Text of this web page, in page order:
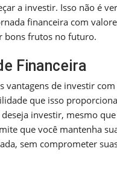
a investir. Isso não é
financeira com
bons frutos no futuro.
Financeira
vantagens de investir
que isso
investir, mesmo
que você mantenha
sem comprometer